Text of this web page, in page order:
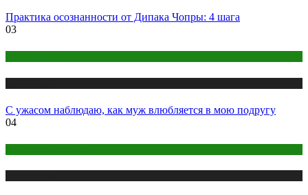
Практика осознанности от Дипака Чопры: 4 шага
03
С ужасом наблюдаю, как муж влюбляется в мою подругу
04